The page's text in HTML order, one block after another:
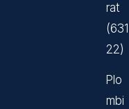
rat
(631
22)
Plo
mbi